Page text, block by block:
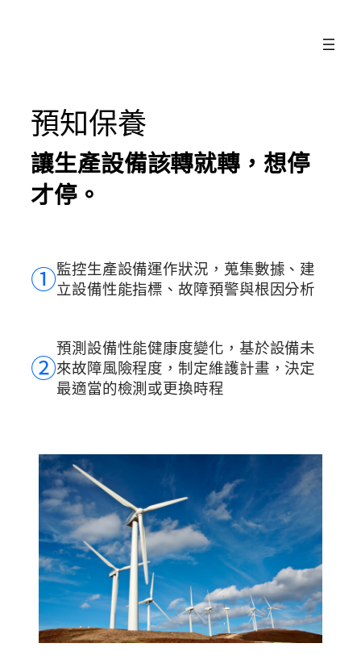
預知保養
讓生產設備該轉就轉，想停
才停。
➀監控生產設備運作狀況，蒐集數據、建
立設備性能指標、故障預警與根因分析
➁
預測設備性能健康度變化，基於設備未
來故障風險程度，制定維護計畫，決定
最適當的檢測或更換時程